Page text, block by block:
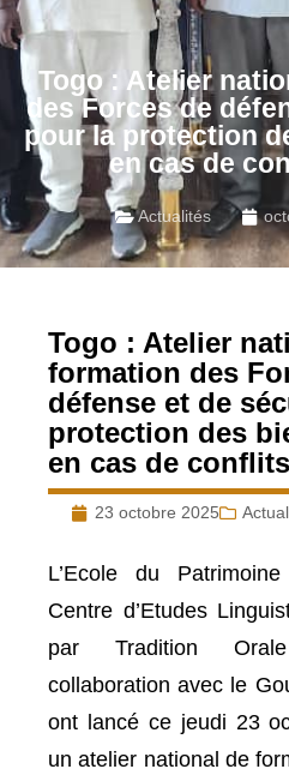
Togo : Atelier
des Forces de
pour la protection
en cas de
Actualités
Togo : Atelier
formation des
défense et de
protection des
en cas de
23 octobre 2025
L’Ecole du
Centre d’Etudes
par Tradition
collaboration avec le
ont lancé ce jeudi 23
un atelier national de